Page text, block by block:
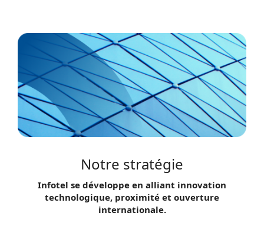
Notre stratégie
Infotel se développe en alliant innovation
technologique, proximité et ouverture
internationale.